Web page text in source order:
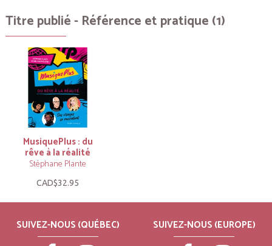
Titre publié - Référence et pratique (1)
MusiquePlus : du
rêve à la réalité
Stéphane Plante
CAD$32.95
SUIVEZ-NOUS (QUÉBEC) SUIVEZ-NOUS (EUROPE)